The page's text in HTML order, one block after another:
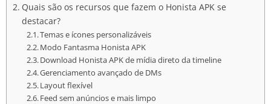
Quais são os recursos que fazem o Honista APK se
destacar?
Temas e ícones personalizáveis
Modo Fantasma Honista APK
Download Honista APK de mídia direto da timeline
Gerenciamento avançado de DMs
Layout flexível
Feed sem anúncios e mais limpo